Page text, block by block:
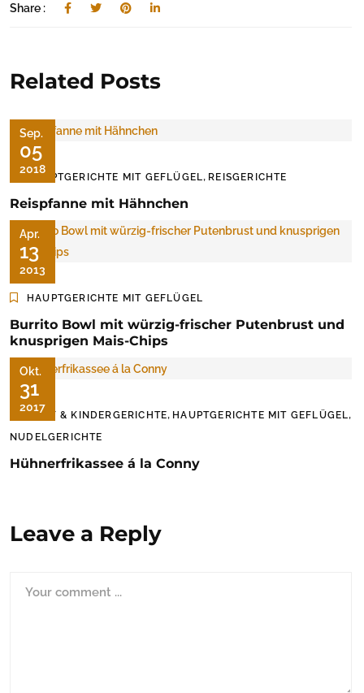
Share :
Related Posts
Sep.
05
2018
HAUPTGERICHTE MIT GEFLÜGEL, REISGERICHTE
Reispfanne mit Hähnchen
Apr.
13
2013
HAUPTGERICHTE MIT GEFLÜGEL
Burrito Bowl mit würzig-frischer Putenbrust und
knusprigen Mais-Chips
Okt.
31
2017
BABY & KINDERGERICHTE, HAUPTGERICHTE MIT GEFLÜGEL,
NUDELGERICHTE
Hühnerfrikassee á la Conny
Leave a Reply